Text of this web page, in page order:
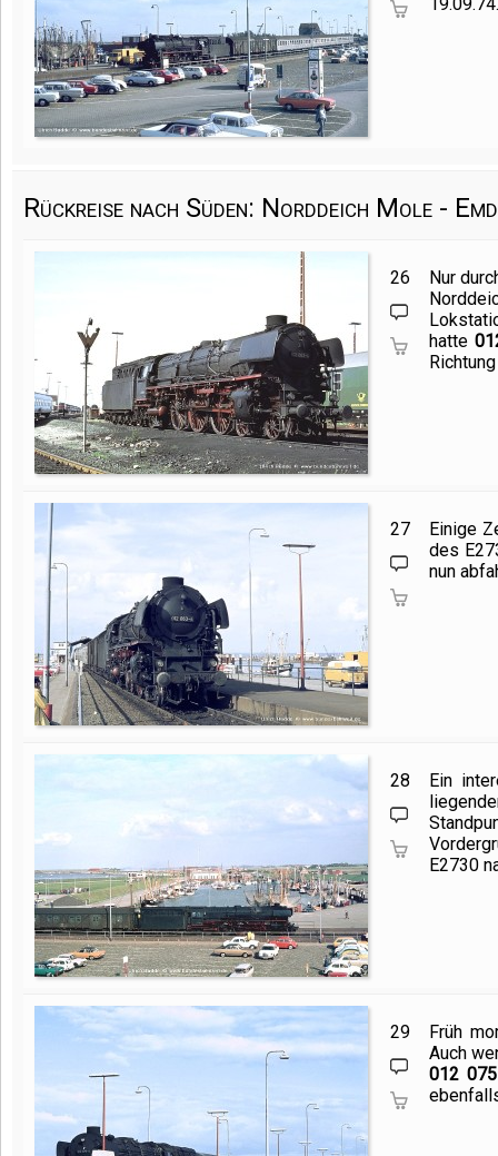
Rückreise nach Süden: Norddeich Mole -
26
Nur
hatte
27
Einige
des
nun
28
Ein
E2730
29
Früh
Auch
012 075